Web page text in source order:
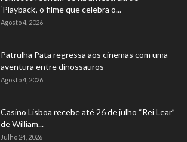
‘Playback’, o filme que celebra o...
Agosto 4, 2026
Patrulha Pata regressa aos cinemas com uma
aventura entre dinossauros
Agosto 4, 2026
Casino Lisboa recebe até 26 de julho “Rei Lear”
de William...
Julho 24, 2026